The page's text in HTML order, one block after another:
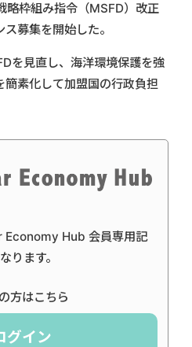
略枠組み指令（MSFD）改正
募集を開始した。
を見直し、海洋環境保護を強
素化して加盟国の行政負担
Economy Hub 会員専用記
ります。
方はこちら
グイン